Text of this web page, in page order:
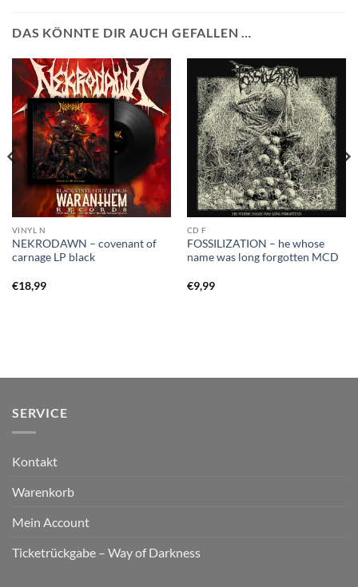
DAS KÖNNTE DIR AUCH GEFALLEN …
VINYL N
NEKRODAWN – covenant of
carnage LP black
€18,99
CD F
FOSSILIZATION – he whose
name was long forgotten MCD
€9,99
SERVICE
Kontakt
Warenkorb
Mein Account
Ticketrückgabe – Way of Darkness